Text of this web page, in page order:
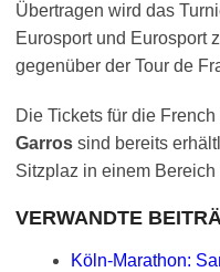
Übertragen wird das
Eurosport und Eurosport
gegenüber der Tour de
Die Tickets für die
Garros sind bereits
Sitzplaz in einem
VERWANDTE
Köln-Marathon: